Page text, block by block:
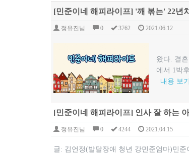
[민준이네 해피라이프] '깨 볶는' 22년
정유진님 0 3762 2021.06.12
글 : 김
왔다. 결
에서 1박
내용 보기
[민준이네 해피라이프] 인사 잘 하는
정유진님 0 4244 2021.04.15
글: 김언정(발달장애 청년 강민준엄마)민